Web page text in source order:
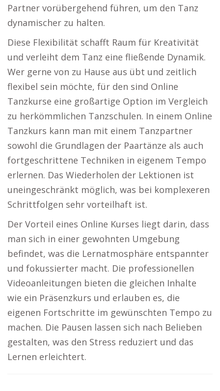
Partner vorübergehend führen, um den Tanz
dynamischer zu halten.
Diese Flexibilität schafft Raum für Kreativität
und verleiht dem Tanz eine fließende Dynamik.
Wer gerne von zu Hause aus übt und zeitlich
flexibel sein möchte, für den sind Online
Tanzkurse eine großartige Option im Vergleich
zu herkömmlichen Tanzschulen. In einem Online
Tanzkurs kann man mit einem Tanzpartner
sowohl die Grundlagen der Paartänze als auch
fortgeschrittene Techniken in eigenem Tempo
erlernen. Das Wiederholen der Lektionen ist
uneingeschränkt möglich, was bei komplexeren
Schrittfolgen sehr vorteilhaft ist.
Der Vorteil eines Online Kurses liegt darin, dass
man sich in einer gewohnten Umgebung
befindet, was die Lernatmosphäre entspannter
und fokussierter macht. Die professionellen
Videoanleitungen bieten die gleichen Inhalte
wie ein Präsenzkurs und erlauben es, die
eigenen Fortschritte im gewünschten Tempo zu
machen. Die Pausen lassen sich nach Belieben
gestalten, was den Stress reduziert und das
Lernen erleichtert.